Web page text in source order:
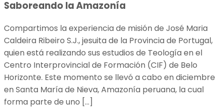
Saboreando la Amazonía
Compartimos la experiencia de misión de José Maria
Caldeira Ribeiro S.J., jesuita de la Provincia de Portugal,
quien está realizando sus estudios de Teología en el
Centro Interprovincial de Formación (CIF) de Belo
Horizonte. Este momento se llevó a cabo en diciembre
en Santa María de Nieva, Amazonía peruana, la cual
forma parte de uno […]